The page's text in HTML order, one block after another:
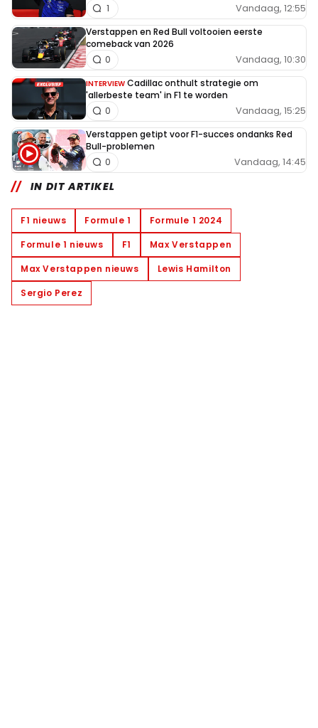
Vandaag, 12:55
1
Verstappen en Red Bull voltooien eerste
comeback van 2026
Vandaag, 10:30
0
INTERVIEW Cadillac onthult strategie om
'allerbeste team' in F1 te worden
Vandaag, 15:25
0
Verstappen getipt voor F1-succes ondanks Red
Bull-problemen
Vandaag, 14:45
0
IN DIT ARTIKEL
F1 nieuws Formule 1
Formule 1 2024
Formule 1 nieuws
F1
Max Verstappen
Max Verstappen nieuws
Lewis Hamilton
Sergio Perez